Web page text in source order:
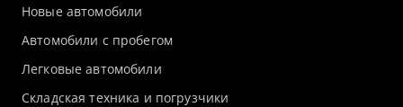
Новые автомобили
Автомобили с пробегом
Легковые автомобили
Складская техника и погрузчики